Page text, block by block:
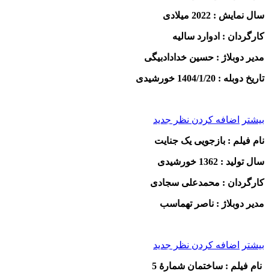
سال نمایش : 2022 میلادی
کارگردان : ادوارد سالیه
مدیر دوبلاژ : حسین خدادادبیگی
تاریخ دوبله : 1404/1/20 خورشیدی
بیشتر اضافه کردن نظر جدید
نام فیلم : بازجویی یک جنایت
سال تولید : 1362 خورشیدی
کارگردان : محمدعلی سجادی
مدیر دوبلاژ : ناصر تهماسب
بیشتر اضافه کردن نظر جدید
نام فیلم : ساختمان شمارۀ 5